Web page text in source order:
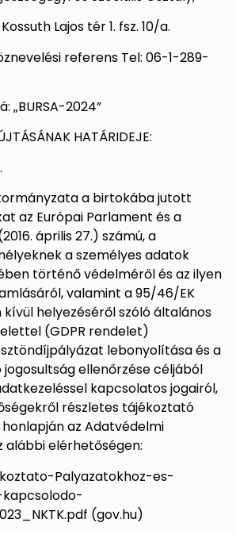
Lajos tér 1. fsz. 10/a.
referens Tel: 06-1-289-
„BURSA-2024”
HATÁRIDEJE:
a birtokába jutott
az Európai Parlament és a
április 27.) számú, a
a személyes adatok
történő védelméről és az ilyen
valamint a 95/46/EK
helyezéséről szóló általános
(GDPR rendelet)
lebonyolítása és a
ellenőrzése céljából
kapcsolatos jogairól,
részletes tájékoztató
az Adatvédelmi
elérhetőségen:
Palyazatokhoz-es-
(gov.hu)